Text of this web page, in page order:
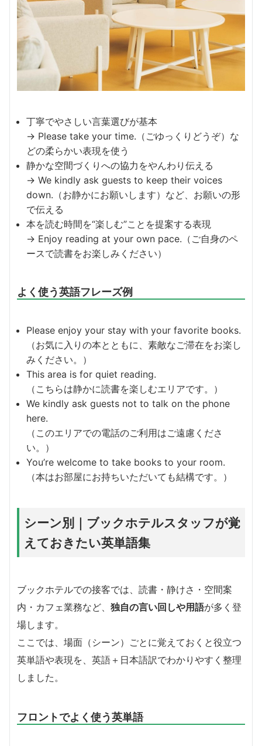
丁寧でやさしい言葉選びが基本
→ Please take your time.（ごゆっくりどうぞ）な
どの柔らかい表現を使う
静かな空間づくりへの協力をやんわり伝える
→ We kindly ask guests to keep their voices
down.（お静かにお願いします）など、お願いの形
で伝える
本を読む時間を“楽しむ”ことを提案する表現
→ Enjoy reading at your own pace.（ご自身のペ
ースで読書をお楽しみください）
よく使う英語フレーズ例
Please enjoy your stay with your favorite books.
（お気に入りの本とともに、素敵なご滞在をお楽し
みください。）
This area is for quiet reading.
（こちらは静かに読書を楽しむエリアです。）
We kindly ask guests not to talk on the phone
here.
（このエリアでの電話のご利用はご遠慮くださ
い。）
You’re welcome to take books to your room.
（本はお部屋にお持ちいただいても結構です。）
シーン別｜ブックホテルスタッフが覚
えておきたい英単語集
ブックホテルでの接客では、読書・静けさ・空間案
内・カフェ業務など、 独自の言い回しや用語が多く登
場します。
ここでは、場面（シーン）ごとに覚えておくと役立つ
英単語や表現を、英語＋日本語訳でわかりやすく整理
しました。
フロントでよく使う英単語